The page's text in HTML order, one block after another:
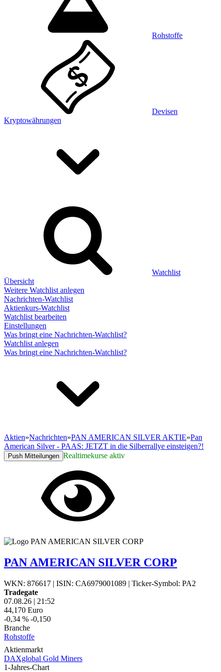
Rohstoffe
Devisen
Kryptowährungen
Watchlist
Übersicht
Weitere Watchlist anlegen
Nachrichten-Watchlist
Aktienkurs-Watchlist
Watchlist bearbeiten
Einstellungen
Was bringt eine Nachrichten-Watchlist?
Watchlist anlegen
Was bringt eine Nachrichten-Watchlist?
Aktien»Nachrichten»PAN AMERICAN SILVER AKTIE»Pan
American Silver - PAAS: JETZT in die Silberrallye einsteigen?!
Push Mitteilungen Realtimekurse aktiv
PAN AMERICAN SILVER CORP
WKN: 876617 | ISIN: CA6979001089 | Ticker-Symbol: PA2
Tradegate
07.08.26 | 21:52
44,170 Euro
-0,34 % -0,150
Branche
Rohstoffe
Aktienmarkt
DAXglobal Gold Miners
1-Jahres-Chart